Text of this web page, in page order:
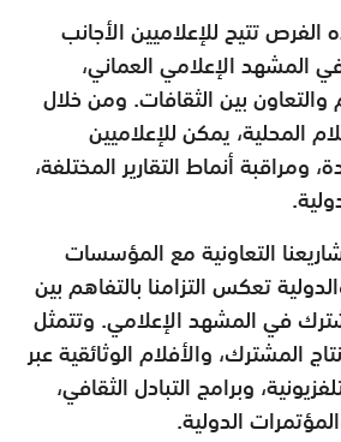
تتيح للإعلاميين الأجانب
المشهد الإعلامي العماني،
والتعاون بين الثقافات. ومن خلال
المحلية، يمكن للإعلاميين
أنماط التقارير المختلفة،
التعاونية مع المؤسسات
تعكس التزامنا بالتفاهم بين
في المشهد الإعلامي. وتتمثل
المشترك، والأفلام الوثائقية عبر
وبرامج التبادل الثقافي،
الدولية.